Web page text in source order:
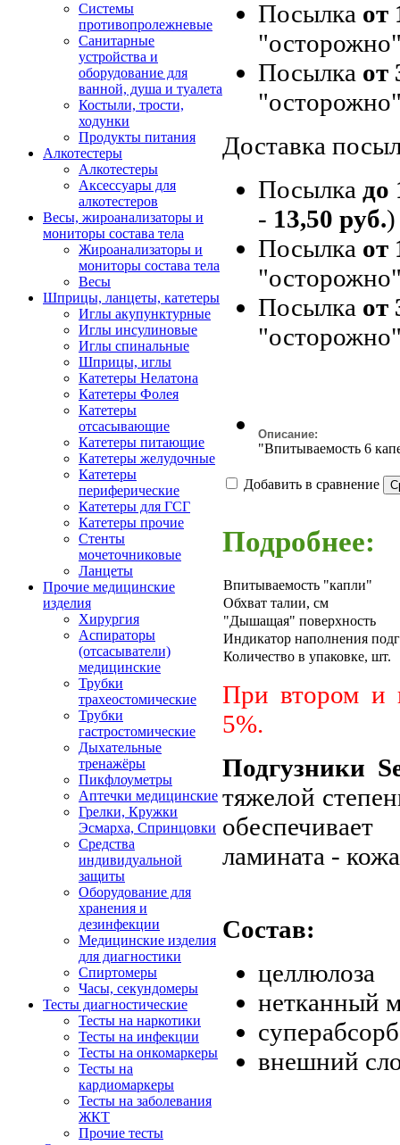
Системы
противопролежневые
Санитарные
устройства и
оборудование для
ванной, душа и туалета
Костыли, трости,
ходунки
Продукты питания
Алкотестеры
Алкотестеры
Аксессуары для
алкотестеров
Весы, жироанализаторы и
мониторы состава тела
Жироанализаторы и
мониторы состава тела
Весы
Шприцы, ланцеты, катетеры
Иглы акупунктурные
Иглы инсулиновые
Иглы спинальные
Шприцы, иглы
Катетеры Нелатона
Катетеры Фолея
Катетеры
отсасывающие
Катетеры питающие
Катетеры желудочные
Катетеры
периферические
Катетеры для ГСГ
Катетеры прочие
Стенты
мочеточниковые
Ланцеты
Прочие медицинские
изделия
Хирургия
Аспираторы
(отсасыватели)
медицинские
Трубки
трахеостомические
Трубки
гастростомические
Дыхательные
тренажёры
Пикфлоуметры
Аптечки медицинские
Грелки, Кружки
Эсмарха, Спринцовки
Средства
индивидуальной
защиты
Оборудование для
хранения и
дезинфекции
Медицинские изделия
для диагностики
Спиртомеры
Часы, секундомеры
Тесты диагностические
Тесты на наркотики
Тесты на инфекции
Тесты на онкомаркеры
Тесты на
кардиомаркеры
Тесты на заболевания
ЖКТ
Прочие тесты
Посылка от
Посылка от
Доставка
Посылка до
- 13,50 руб.)
Посылка от
Посылка от
Описание:
"Впитываемость 6
Добавить в сравнение
Подробнее:
Впитываемость "капли"
Обхват талии, см
"Дышащая" поверхность
Индикатор наполнения
Количество в упаковке, шт.
При втором и
5%.
Подгузники
тяжелой
ламината -
Состав:
целлюлоза
нетканный
внешний